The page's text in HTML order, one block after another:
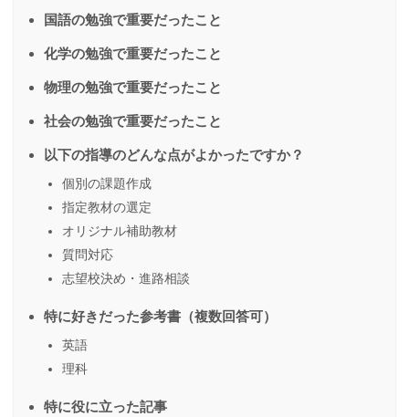
国語の勉強で重要だったこと
化学の勉強で重要だったこと
物理の勉強で重要だったこと
社会の勉強で重要だったこと
以下の指導のどんな点がよかったですか？
個別の課題作成
指定教材の選定
オリジナル補助教材
質問対応
志望校決め・進路相談
特に好きだった参考書（複数回答可）
英語
理科
特に役に立った記事